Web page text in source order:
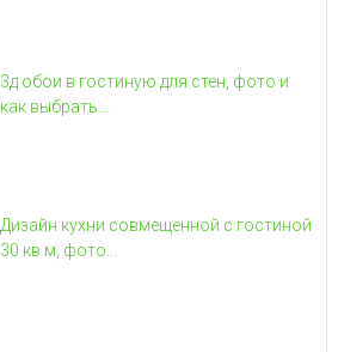
3д обои в гостиную для стен, фото и
как выбрать...
Дизайн кухни совмещенной с гостиной
30 кв м, фото...